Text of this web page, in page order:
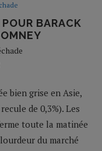
BARACK
bien grise en Asie,
de 0,3%). Les
toute la matinée
du marché